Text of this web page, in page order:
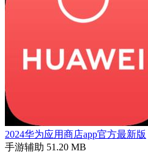
2024华为应用商店app官方最新版
手游辅助 51.20 MB